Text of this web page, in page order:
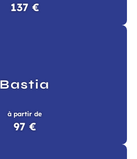
137 €
Bastia
à partir de
97 €